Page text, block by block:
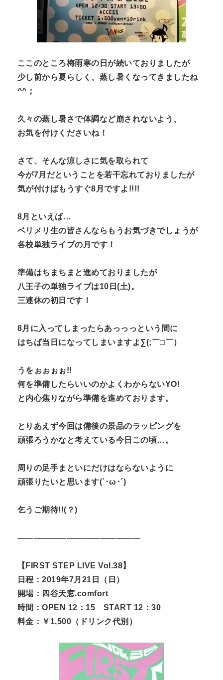
ここのところ梅雨寒の日が続いておりましたが
少し前から夏らしく、蒸し暑くなってきましたね
^^；
久々の蒸し暑さで体調など崩されないよう、
お気を付けくださいね！
さて、そんな涼しさに気を取られて
今が7月だということを若干忘れておりましたが
気が付けばもうすぐ8月ですよ!!!!
8月といえば…
ベリメリ生の皆さんならもうお気づきでしょうが
各校単独ライブの月です！
準備はちまちまと進めておりましたが
八王子の単独ライブは10日(土)。
三連休の初日です！
8月に入ってしまったらあっっっという間に
はちぱ当日になってしまいますよ∑(;￣□￣）
うをぉぉぉぉ!!
何を準備したらいいのかよくわからないYO!
と内心焦りながら準備を進めております。
とりあえず今回は備後の景品のラッピングを
頑張ろうかなと考えている今日この頃…。
周りの足手まといにだけはならないように
頑張りたいと思います(`･ω･´)
乞うご期待!!(？)
———————————————
【FIRST STEP LIVE Vol.38】
日程：2019年7月21日（日）
開場：四谷天窓.comfort
時間：OPEN 12：15 START 12：30
料金：￥1,500（ドリンク代別）